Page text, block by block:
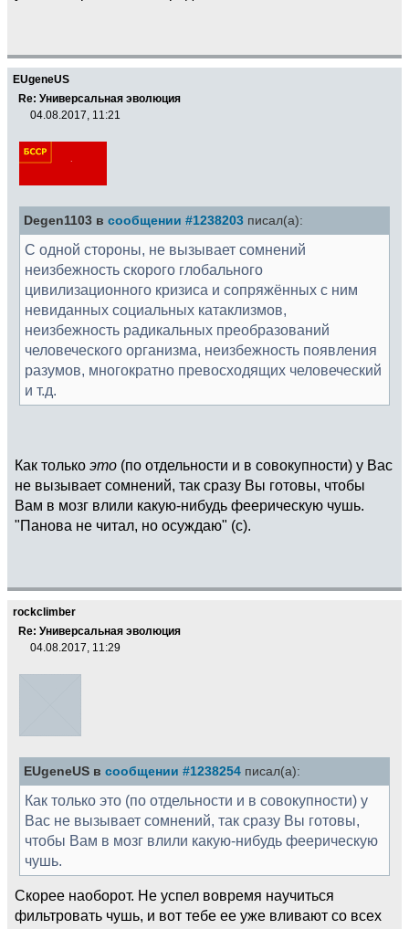
EUgeneUS
Re: Универсальная эволюция
04.08.2017, 11:21
Degen1103 в сообщении #1238203 писал(а):
С одной стороны, не вызывает сомнений
неизбежность скорого глобального
цивилизационного кризиса и сопряжённых с ним
невиданных социальных катаклизмов,
неизбежность радикальных преобразований
человеческого организма, неизбежность появления
разумов, многократно превосходящих человеческий
и т.д.
Как только это (по отдельности и в совокупности) у Вас
не вызывает сомнений, так сразу Вы готовы, чтобы
Вам в мозг влили какую-нибудь феерическую чушь.
"Панова не читал, но осуждаю" (с).
rockclimber
Re: Универсальная эволюция
04.08.2017, 11:29
EUgeneUS в сообщении #1238254 писал(а):
Как только это (по отдельности и в совокупности) у
Вас не вызывает сомнений, так сразу Вы готовы,
чтобы Вам в мозг влили какую-нибудь феерическую
чушь.
Скорее наоборот. Не успел вовремя научиться
фильтровать чушь, и вот тебе ее уже вливают со всех